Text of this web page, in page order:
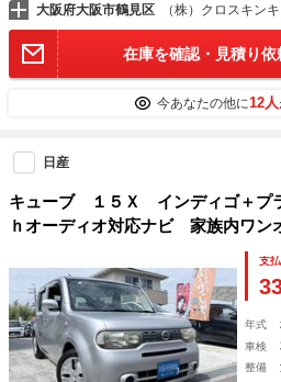
大阪府大阪市鶴見区 （株）クロスキン
在庫を確認・見積り依
今あなたの他に12人
日産
キューブ １５Ｘ インディゴ＋プ
ｈオーディオ対応ナビ 家族内ワ
バックモニター 走行８１０５２キ
ー ＥＴＣ ＤＶＤ再生 衝突安全
き 最短乗り出し
支
年式
車検
整備